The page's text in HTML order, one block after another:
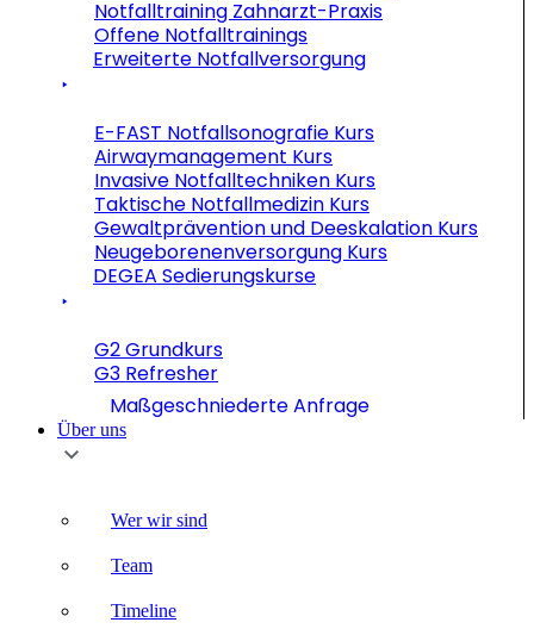
Notfalltraining Zahnarzt-Praxis
Offene Notfalltrainings
Erweiterte Notfallversorgung
E-FAST Notfallsonografie Kurs
Airwaymanagement Kurs
Invasive Notfalltechniken Kurs
Taktische Notfallmedizin Kurs
Gewaltprävention und Deeskalation Kurs
Neugeborenenversorgung Kurs
DEGEA Sedierungskurse
G2 Grundkurs
G3 Refresher
Maßgeschniederte Anfrage
Über uns
Wer wir sind
Team
Timeline